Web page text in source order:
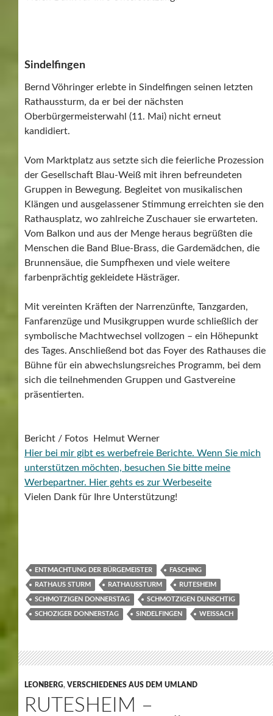
Sindelfingen
Bernd Vöhringer erlebte in Sindelfingen seinen letzten
Rathaussturm, da er bei der nächsten
Oberbürgermeisterwahl (11. Mai) nicht erneut
kandidiert.
Vom Marktplatz aus setzte sich die feierliche Prozession
der Gesellschaft Blau-Weiß mit ihren befreundeten
Gruppen in Bewegung. Begleitet von musikalischen
Klängen und ausgelassener Stimmung erreichten sie den
Rathausplatz, wo zahlreiche Zuschauer sie erwarteten.
Vom Balkon und aus der Menge heraus begrüßten die
Menschen die Band Blue-Brass, die Gardemädchen, die
Brunnensäue, die Sumpfhexen und viele weitere
farbenprächtig gekleidete Hästräger.
Mit vereinten Kräften der Narrenzünfte, Tanzgarden,
Fanfarenzüge und Musikgruppen wurde schließlich der
symbolische Machtwechsel vollzogen – ein Höhepunkt
des Tages. Anschließend bot das Foyer des Rathauses die
Bühne für ein abwechslungsreiches Programm, bei dem
sich die teilnehmenden Gruppen und Gastvereine
präsentierten.
Bericht / Fotos Helmut Werner
Hier bei mir gibt es werbefreie Berichte. Wenn Sie mich
unterstützen möchten, besuchen Sie bitte meine
Werbepartner. Hier gehts es zur Werbeseite
Vielen Dank für Ihre Unterstützung!
ENTMACHTUNG DER BÜRGEMEISTER FASCHING
RATHAUS STURM RATHAUSSTURM RUTESHEIM
SCHMOTZIGEN DONNERSTAG SCHMOTZIGEN DUNSCHTIG
SCHOZIGER DONNERSTAG SINDELFINGEN WEISSACH
LEONBERG, VERSCHIEDENES AUS DEM UMLAND
RUTESHEIM –